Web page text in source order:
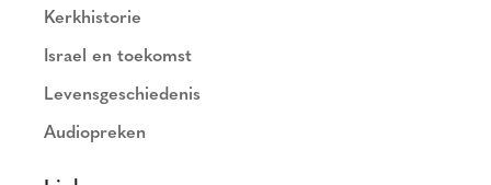
Kerkhistorie
Israel en toekomst
Levensgeschiedenis
Audiopreken